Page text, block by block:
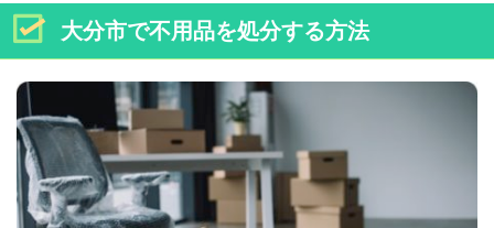
大分市で不用品を処分する方法